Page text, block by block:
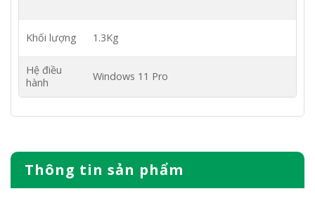
Thông tin sản phẩm
Khối lượng 1.3Kg
Hệ điều
hành
Windows 11 Pro